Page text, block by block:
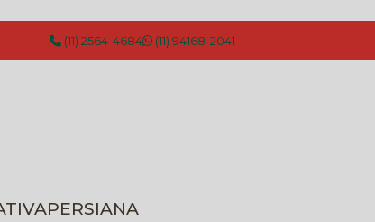
(11) 2564-4684 (11) 94168-2041
PERSIANA